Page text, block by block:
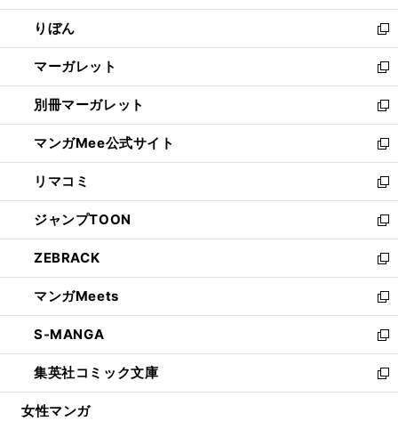
開
く
ウ
で
開
く
ン
ド
ウ
で
開
く
ウ
ィ
ン
ド
ウ
で
開
く
りぼん
新
し
い
ウ
ィ
ン
ド
ウ
で
開
く
マーガレット
新
し
い
ウ
ィ
ン
ド
ウ
で
開
く
別冊マーガレット
新
し
い
ウ
ィ
ン
ド
ウ
で
開
く
マンガMee公式サイト
新
し
い
ウ
ィ
ン
ド
ウ
で
開
く
リマコミ
新
し
い
ウ
ィ
ン
ド
ウ
で
開
く
ジャンプTOON
新
し
い
ウ
ィ
ン
ド
ウ
で
開
ZEBRACK
新
し
い
ウ
ィ
ン
ド
ウ
マンガMeets
新
し
い
ウ
ィ
ン
S-MANGA
新
し
い
ウ
集英社コミック文庫
新
し
女性マンガ